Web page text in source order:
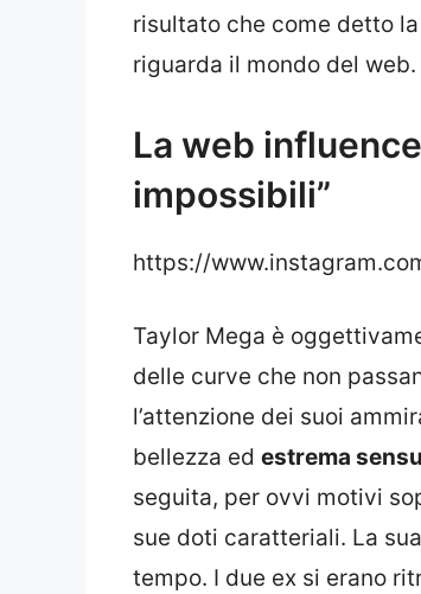
risultato che come detto
riguarda il mondo del web.
La web
impossibili”
https://
Taylor Mega è
delle curve che non
l’attenzione dei suoi
bellezza ed estrema
seguita, per ovvi motivi
sue doti caratteriali. La
tempo. I due ex si erano